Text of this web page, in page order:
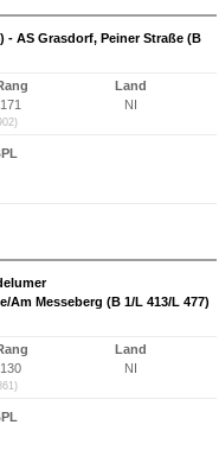
- AS Grasdorf, Peiner Straße (B
Land
NI
Messeberg (B 1/L 413/L 477)
Land
NI